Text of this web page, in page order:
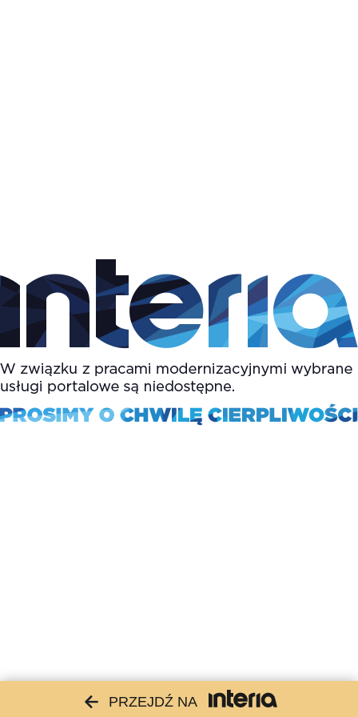
PRZEJDŹ NA